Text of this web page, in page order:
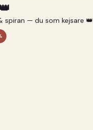
spiran — du som kejsare 👑